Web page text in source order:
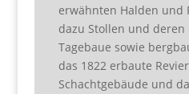
erwähnten Halden und
dazu Stollen und
Tagebaue sowie
das 1822 erbaute
Schachtgebäude und